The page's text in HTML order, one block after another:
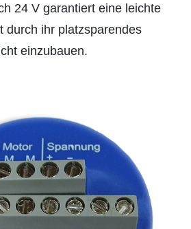
24 V garantiert eine leichte
durch ihr platzsparendes
einzubauen.